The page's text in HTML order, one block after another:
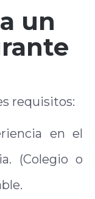
un
requisitos:
en el
(Colegio o